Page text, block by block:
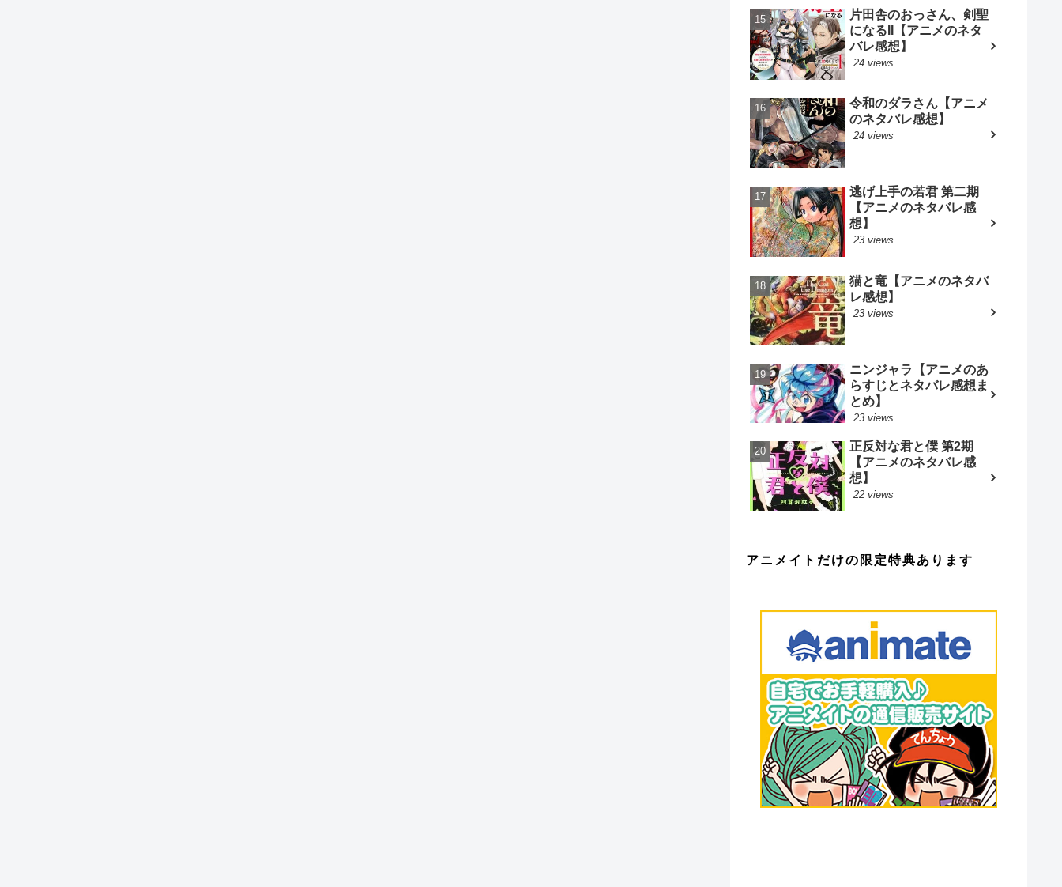
片田舎のおっさん、剣聖
になるII【アニメのネタ
バレ感想】
24 views
令和のダラさん【アニメ
のネタバレ感想】
24 views
逃げ上手の若君 第二期
【アニメのネタバレ感
想】
23 views
猫と竜【アニメのネタバ
レ感想】
23 views
ニンジャラ【アニメのあ
らすじとネタバレ感想ま
とめ】
23 views
正反対な君と僕 第2期
【アニメのネタバレ感
想】
22 views
アニメイトだけの限定特典あります